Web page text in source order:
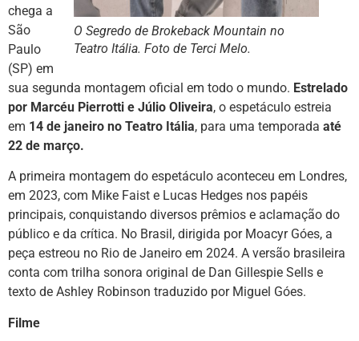
O Segredo de Brokeback Mountain no
Teatro Itália. Foto de Terci Melo.
chega a
São
Paulo
(SP) em
sua segunda montagem oficial em todo o mundo. Estrelado
por Marcéu Pierrotti e Júlio Oliveira, o espetáculo estreia
em 14 de janeiro no Teatro Itália, para uma temporada até
22 de março.
A primeira montagem do espetáculo aconteceu em Londres,
em 2023, com Mike Faist e Lucas Hedges nos papéis
principais, conquistando diversos prêmios e aclamação do
público e da crítica. No Brasil, dirigida por Moacyr Góes, a
peça estreou no Rio de Janeiro em 2024. A versão brasileira
conta com trilha sonora original de Dan Gillespie Sells e
texto de Ashley Robinson traduzido por Miguel Góes.
Filme